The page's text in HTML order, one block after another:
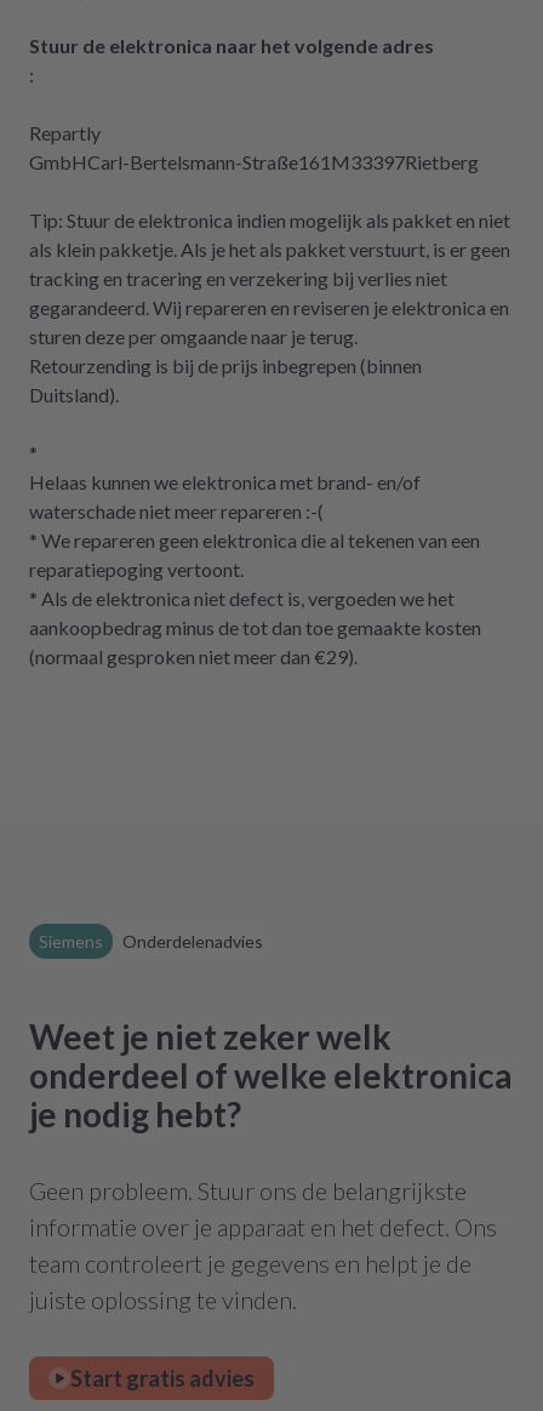
Stuur de elektronica naar het volgende adres
:
Repartly
GmbHCarl-Bertelsmann-Straße161M33397Rietberg
Tip: Stuur de elektronica indien mogelijk als pakket en niet
als klein pakketje. Als je het als pakket verstuurt, is er geen
tracking en tracering en verzekering bij verlies niet
gegarandeerd. Wij repareren en reviseren je elektronica en
sturen deze per omgaande naar je terug.
Retourzending is bij de prijs inbegrepen (binnen
Duitsland).
*
Helaas kunnen we elektronica met brand- en/of
waterschade niet meer repareren :-(
* We repareren geen elektronica die al tekenen van een
reparatiepoging vertoont.
* Als de elektronica niet defect is, vergoeden we het
aankoopbedrag minus de tot dan toe gemaakte kosten
(normaal gesproken niet meer dan €29).
Siemens Onderdelenadvies
Weet je niet zeker welk
onderdeel of welke elektronica
je nodig hebt?
Geen probleem. Stuur ons de belangrijkste
informatie over je apparaat en het defect. Ons
team controleert je gegevens en helpt je de
juiste oplossing te vinden.
Start gratis advies